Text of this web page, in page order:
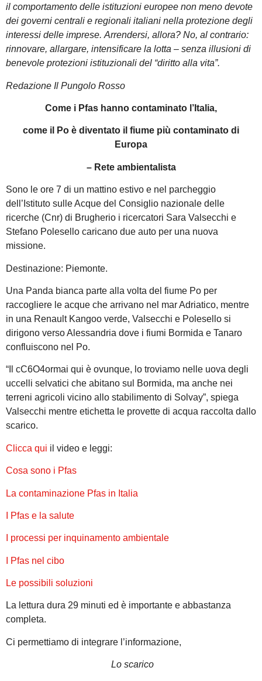
il comportamento delle istituzioni europee non meno devote
dei governi centrali e regionali italiani nella protezione degli
interessi delle imprese. Arrendersi, allora? No, al contrario:
rinnovare, allargare, intensificare la lotta – senza illusioni di
benevole protezioni istituzionali del “diritto alla vita”.
Redazione Il Pungolo Rosso
Come i Pfas hanno contaminato l’Italia,
come il Po è diventato il fiume più contaminato di
Europa
– Rete ambientalista
Sono le ore 7 di un mattino estivo e nel parcheggio
dell’Istituto sulle Acque del Consiglio nazionale delle
ricerche (Cnr) di Brugherio i ricercatori Sara Valsecchi e
Stefano Polesello caricano due auto per una nuova
missione.
Destinazione: Piemonte.
Una Panda bianca parte alla volta del fiume Po per
raccogliere le acque che arrivano nel mar Adriatico, mentre
in una Renault Kangoo verde, Valsecchi e Polesello si
dirigono verso Alessandria dove i fiumi Bormida e Tanaro
confluiscono nel Po.
“Il cC6O4ormai qui è ovunque, lo troviamo nelle uova degli
uccelli selvatici che abitano sul Bormida, ma anche nei
terreni agricoli vicino allo stabilimento di Solvay”, spiega
Valsecchi mentre etichetta le provette di acqua raccolta dallo
scarico.
Clicca qui il video e leggi:
Cosa sono i Pfas
La contaminazione Pfas in Italia
I Pfas e la salute
I processi per inquinamento ambientale
I Pfas nel cibo
Le possibili soluzioni
La lettura dura 29 minuti ed è importante e abbastanza
completa.
Ci permettiamo di integrare l’informazione,
Lo scarico